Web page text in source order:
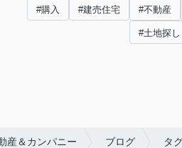
#購入 #建売住宅 #不動産
#土地探し
産＆カンパニー ブログ タ